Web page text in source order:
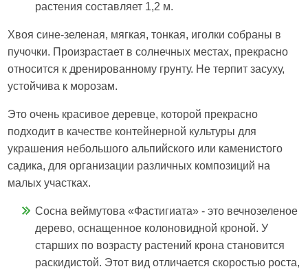
растения составляет 1,2 м.
Хвоя сине-зеленая, мягкая, тонкая, иголки собраны в
пучочки. Произрастает в солнечных местах, прекрасно
относится к дренированному грунту. Не терпит засуху,
устойчива к морозам.
Это очень красивое деревце, которой прекрасно
подходит в качестве контейнерной культуры для
украшения небольшого альпийского или каменистого
садика, для организации различных композиций на
малых участках.
Сосна веймутова «Фастигиата» - это вечнозеленое
дерево, оснащенное колоновидной кроной. У
старших по возрасту растений крона становится
раскидистой. Этот вид отличается скоростью роста,